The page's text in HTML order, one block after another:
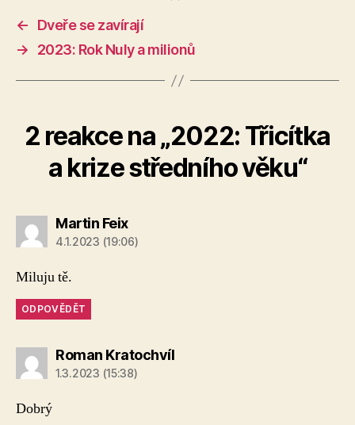
←
Dveře se zavírají
→
2023: Rok Nuly a milionů
2 reakce na „2022: Třicítka
a krize středního věku“
Martin Feix
4.1.2023 (19:06)
Miluju tě.
ODPOVĚDĚT
Roman Kratochvíl
1.3.2023 (15:38)
Dobrý